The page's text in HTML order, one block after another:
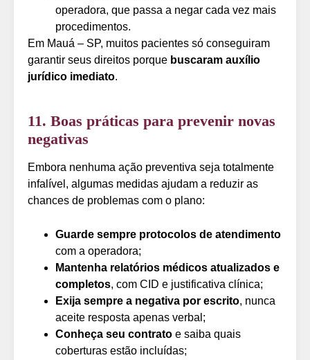
operadora, que passa a negar cada vez mais
procedimentos.
Em Mauá – SP, muitos pacientes só conseguiram
garantir seus direitos porque buscaram auxílio
jurídico imediato.
11. Boas práticas para prevenir novas
negativas
Embora nenhuma ação preventiva seja totalmente
infalível, algumas medidas ajudam a reduzir as
chances de problemas com o plano:
Guarde sempre protocolos de atendimento
com a operadora;
Mantenha relatórios médicos atualizados e
completos, com CID e justificativa clínica;
Exija sempre a negativa por escrito, nunca
aceite resposta apenas verbal;
Conheça seu contrato e saiba quais
coberturas estão incluídas;